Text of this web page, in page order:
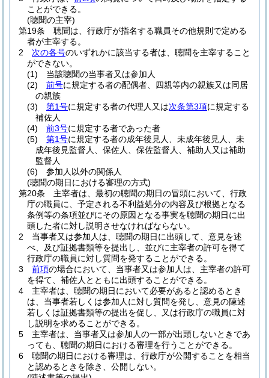
ことができる。
(聴聞の主宰)
第19条
聴聞は、行政庁が指名する職員その他規則で定める
者が主宰する。
2
次の各号のいずれかに該当する者は、聴聞を主宰すること
ができない。
(1)
当該聴聞の当事者又は参加人
(2)
前号に規定する者の配偶者、四親等内の親族又は同居
の親族
(3)
第1号に規定する者の代理人又は次条第3項に規定する
補佐人
(4)
前3号に規定する者であった者
(5)
第1号に規定する者の成年後見人、未成年後見人、未
成年後見監督人、保佐人、保佐監督人、補助人又は補助
監督人
(6)
参加人以外の関係人
(聴聞の期日における審理の方式)
第20条
主宰者は、最初の聴聞の期日の冒頭において、行政
庁の職員に、予定される不利益処分の内容及び根拠となる
条例等の条項並びにその原因となる事実を聴聞の期日に出
頭した者に対し説明させなければならない。
2
当事者又は参加人は、聴聞の期日に出頭して、意見を述
べ、及び証拠書類等を提出し、並びに主宰者の許可を得て
行政庁の職員に対し質問を発することができる。
3
前項の場合において、当事者又は参加人は、主宰者の許可
を得て、補佐人とともに出頭することができる。
4
主宰者は、聴聞の期日において必要があると認めるとき
は、当事者若しくは参加人に対し質問を発し、意見の陳述
若しくは証拠書類等の提出を促し、又は行政庁の職員に対
し説明を求めることができる。
5
主宰者は、当事者又は参加人の一部が出頭しないときであ
っても、聴聞の期日における審理を行うことができる。
6
聴聞の期日における審理は、行政庁が公開することを相当
と認めるときを除き、公開しない。